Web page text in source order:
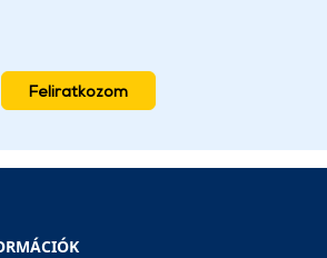
Feliratkozom